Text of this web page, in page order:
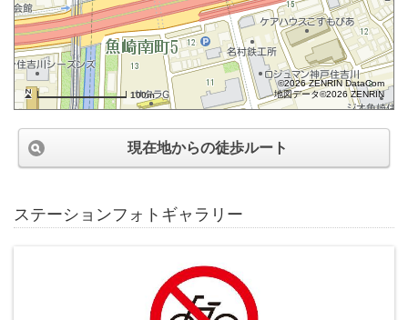
100m
©2026 ZENRIN DataCom
地図データ©2026 ZENRIN
現在地からの徒歩ルート
ステーションフォトギャラリー